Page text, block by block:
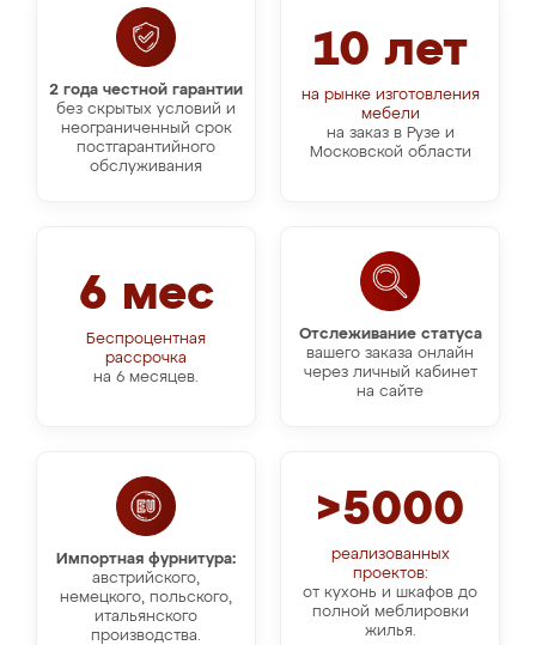
10 лет
на рынке изготовления
мебели
на заказ в Рузе и
Московской области
2 года честной гарантии
без скрытых условий и
неограниченный срок
постгарантийного
обслуживания
Отслеживание статуса
вашего заказа онлайн
через личный кабинет
на сайте
6 мес
Беспроцентная
рассрочка
на 6 месяцев.
Импортная фурнитура:
австрийского,
немецкого, польского,
итальянского
производства.
>5000
реализованных
проектов:
от кухонь и шкафов до
полной меблировки
жилья.